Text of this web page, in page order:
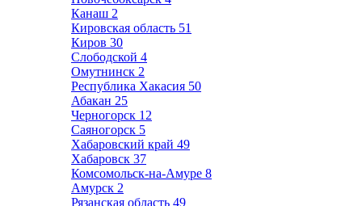
Канаш 2
Кировская область 51
Киров 30
Слободской 4
Омутнинск 2
Республика Хакасия 50
Абакан 25
Черногорск 12
Саяногорск 5
Хабаровский край 49
Хабаровск 37
Комсомольск-на-Амуре 8
Амурск 2
Рязанская область 49